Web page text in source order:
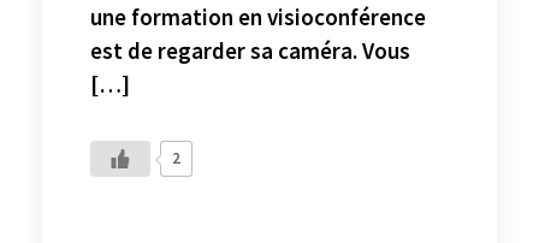
une formation en visioconférence
est de regarder sa caméra. Vous
[…]
2